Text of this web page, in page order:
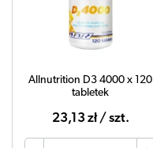
Allnutrition D3 4000 x 120
tabletek
23,13 zł / szt.